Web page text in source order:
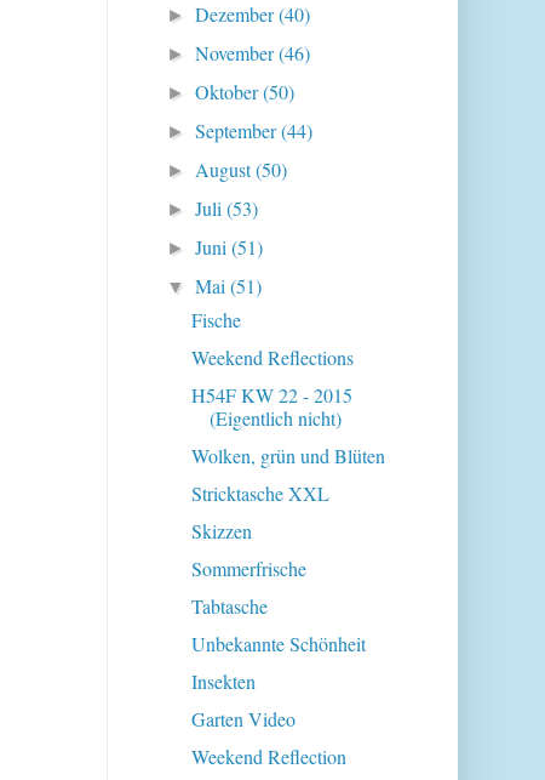
►Dezember(40)
►November(46)
►Oktober(50)
►September(44)
► August(50)
►Juli(53)
►Juni(51)
▼Mai(51)
Fische
Weekend Reflections
H54F KW 22 - 2015
(Eigentlich nicht)
Wolken, grün und Blüten
Stricktasche XXL
Skizzen
Sommerfrische
Tabtasche
Unbekannte Schönheit
Insekten
Garten Video
Weekend Reflection